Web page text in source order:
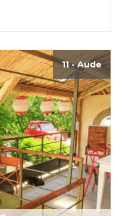
11 - Aude